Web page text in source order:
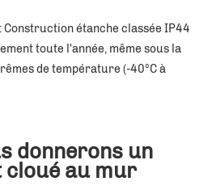
Construction étanche classée IP44
toute l'année, même sous la
de température (-40°C à
donnerons un
cloué au mur